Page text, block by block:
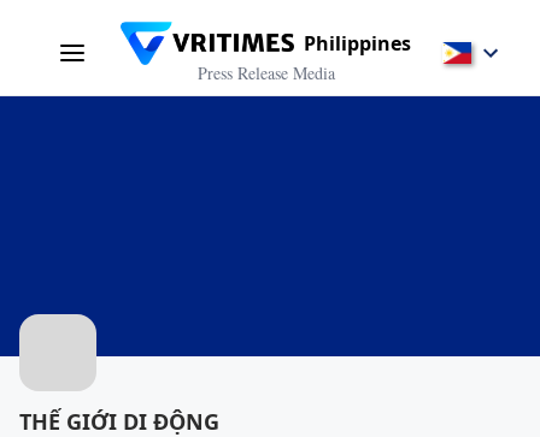
Philippines
Press Release Media
THẾ GIỚI DI ĐỘNG